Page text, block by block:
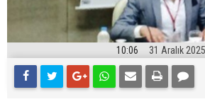
10:06 31 Aralık 2025